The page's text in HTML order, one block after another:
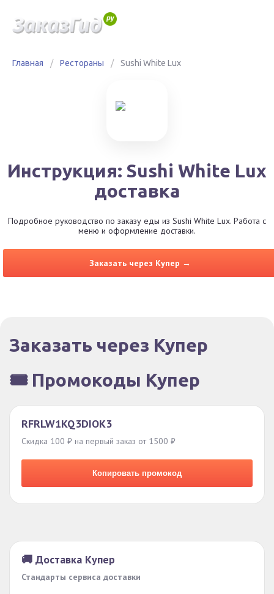
Главная / Рестораны / Sushi White Lux
Инструкция: Sushi White Lux
доставка
Подробное руководство по заказу еды из Sushi White Lux. Работа с
меню и оформление доставки.
Заказать через Купер →
Заказать через Купер
🎟️ Промокоды Купер
RFRLW1KQ3DIOK3
Скидка 100 ₽ на первый заказ от 1500 ₽
Копировать промокод
🚚 Доставка Купер
Стандарты сервиса доставки